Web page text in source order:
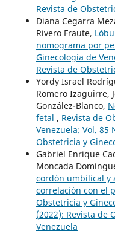
Revista de
Diana Cegarra
Rivero Fraute,
nomograma por
Ginecología de
Revista de
Yordy Israel
Romero Izaguirre,
González-Blanco,
fetal , Revista de
Venezuela: Vol. 85
Obstetricia y
Gabriel Enrique
Moncada
cordón umbilical y
correlación con el
Obstetricia y
(2022): Revista de
Venezuela